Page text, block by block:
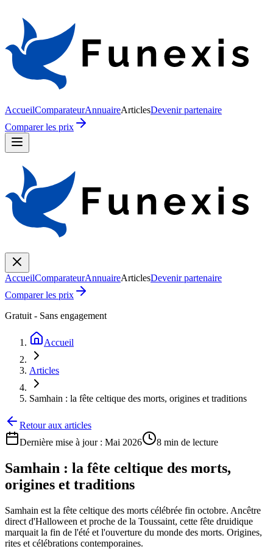
AccueilComparateurAnnuaireArticlesDevenir partenaire
Comparer les prix
AccueilComparateurAnnuaireArticlesDevenir partenaire
Comparer les prix
Gratuit - Sans engagement
Accueil
Articles
Samhain : la fête celtique des morts, origines et traditions
Retour aux articles
Dernière mise à jour : Mai 2026 8 min de lecture
Samhain : la fête celtique des morts,
origines et traditions
Samhain est la fête celtique des morts célébrée fin octobre. Ancêtre
direct d'Halloween et proche de la Toussaint, cette fête druidique
marquait la fin de l'été et l'ouverture du monde des morts. Origines,
rites et célébrations contemporaines.